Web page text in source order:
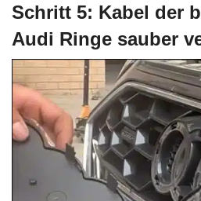
Schritt 5: Kabel der
Audi Ringe sauber